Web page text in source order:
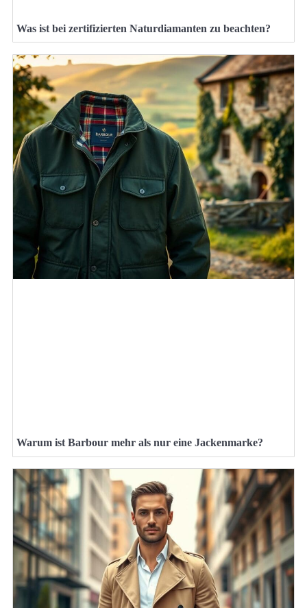
Was ist bei zertifizierten Naturdiamanten zu beachten?
Warum ist Barbour mehr als nur eine Jackenmarke?